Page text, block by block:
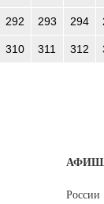
292 293 294
310 311 312
России